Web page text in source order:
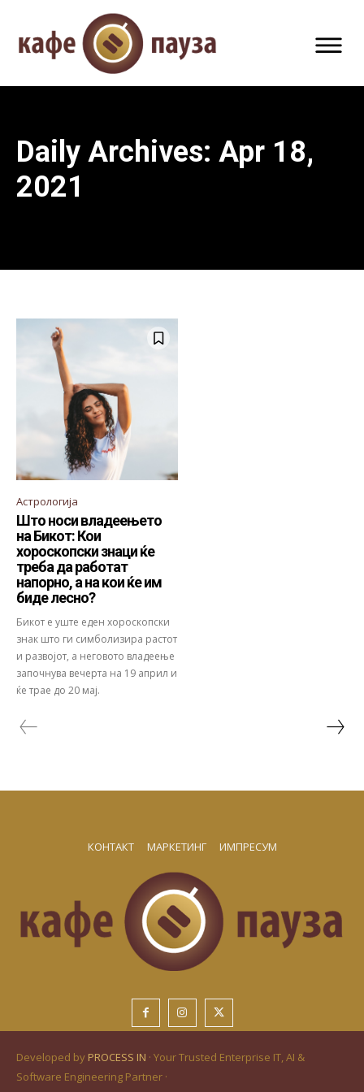
Daily Archives: Apr 18,
2021
Астрологија
Што носи владеењето
на Бикот: Кои
хороскопски знаци ќе
треба да работат
напорно, а на кои ќе им
биде лесно?
Бикот е уште еден хороскопски
знак што ги симболизира растот
и развојот, а неговото владеење
започнува вечерта на 19 април и
ќе трае до 20 мај.
КОНТАКТ МАРКЕТИНГ ИМПРЕСУМ
Developed by PROCESS IN · Your Trusted Enterprise IT, AI &
Software Engineering Partner ·